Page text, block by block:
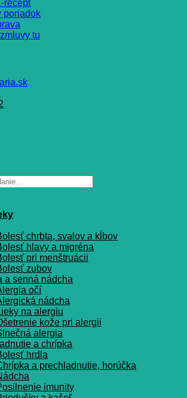
recept
poriadok
tu
chrbta, svalov a kĺbov
hlavy a migréna
pri menštruácii
zubov
a senná nádcha
očí
nádcha
na alergiu
kože pri alergii
alergia
a chrípka
hrdla
a prechladnutie, horúčka
imunity